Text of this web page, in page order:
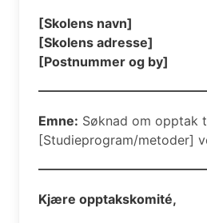
[Skolens navn]
[Skolens adresse]
[Postnummer og by]
Emne: Søknad om opptak
[Studieprogram/metoder]
Kjære opptakskomité,